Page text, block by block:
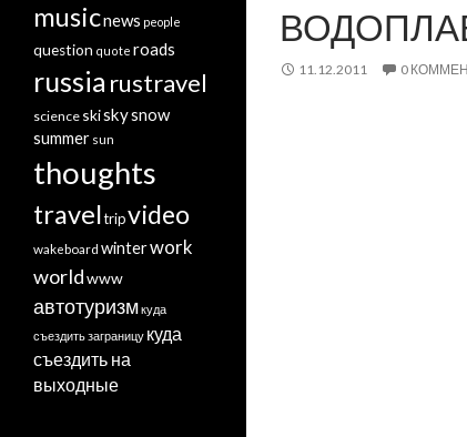
11.12.2011 0
musicnews people
question quote roads
russia rustravel
science skiskysnow
summer sun
thoughts
traveltripvideo
wakeboard winterwork
worldwww
автотуризмкуда
съездить заграницу куда
съездить на
выходные